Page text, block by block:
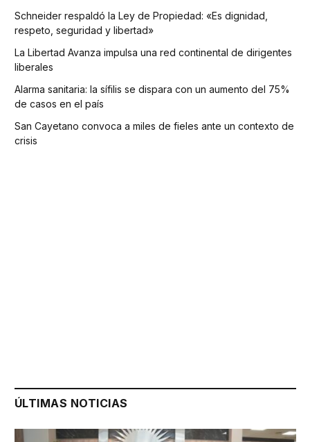
Schneider respaldó la Ley de Propiedad: «Es dignidad,
respeto, seguridad y libertad»
La Libertad Avanza impulsa una red continental de dirigentes
liberales
Alarma sanitaria: la sífilis se dispara con un aumento del 75%
de casos en el país
San Cayetano convoca a miles de fieles ante un contexto de
crisis
ÚLTIMAS NOTICIAS